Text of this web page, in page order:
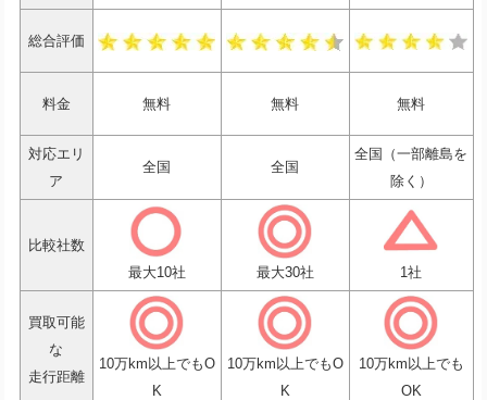
総合評価
料金 無料 無料 無料
対応エリ
ア
全国 全国
全国（一部離島を
除く）
比較社数
最大10社
最大30社 1社
買取可能
な
走行距離
10万km以上でもO
K
10万km以上でもO
K
10万km以上でも
OK